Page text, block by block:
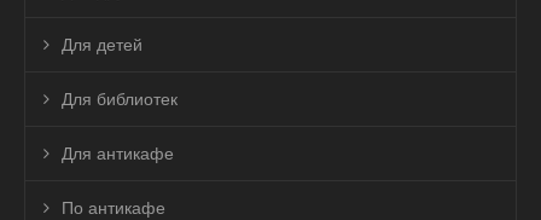
Для детей
Для библиотек
Для антикафе
По антикафе